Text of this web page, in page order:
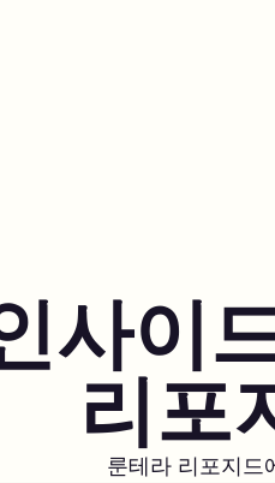
사이
리포
룬테라 리포지드